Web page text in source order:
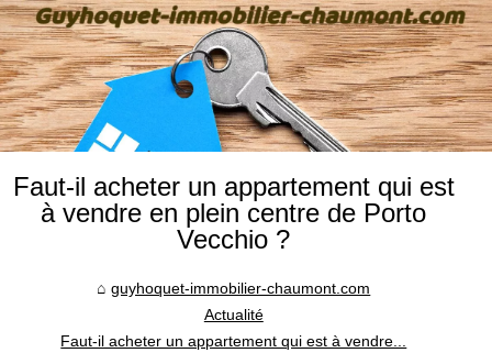
Faut-il acheter un appartement qui est
à vendre en plein centre de Porto
Vecchio ?
guyhoquet-immobilier-chaumont.com
Actualité
Faut-il acheter un appartement qui est à vendre...